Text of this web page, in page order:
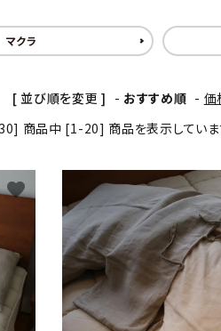
チェア
マクラ
[ 並び順を変更 ] - おすすめ順 - 価
商品中 [1-20] 商品を表示していま
favorite